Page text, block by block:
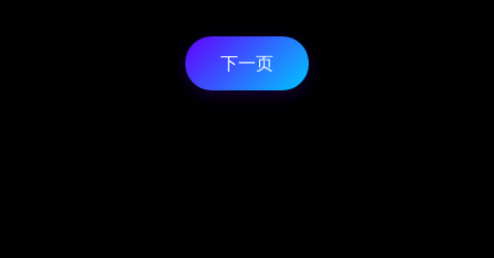
下一页